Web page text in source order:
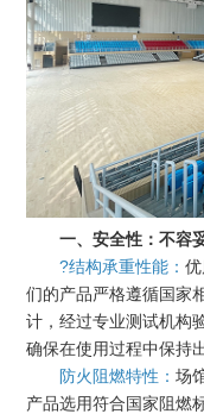
一、安全性：不容
?结构承重性能：
们的产品严格遵循国家
计，经过专业测试机构
确保在使用过程中保持
防火阻燃特性：场
产品选用符合国家阻燃